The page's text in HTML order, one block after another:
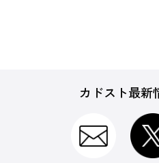
カドスト最新